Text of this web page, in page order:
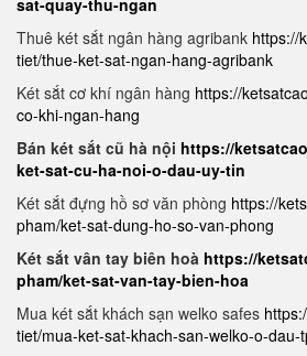
sat-quay-thu-ngan
Thuê két sắt ngân hàng agribank https://
tiet/thue-ket-sat-ngan-hang-agribank
Két sắt cơ khí ngân hàng https://
co-khi-ngan-hang
Bán két sắt cũ hà nội https://
ket-sat-cu-ha-noi-o-dau-uy-tin
Két sắt đựng hồ sơ văn phòng https://
pham/ket-sat-dung-ho-so-van-phong
Két sắt vân tay biên hoà https://
pham/ket-sat-van-tay-bien-hoa
Mua két sắt khách sạn welko safes
tiet/mua-ket-sat-khach-san-welko-o-dau-